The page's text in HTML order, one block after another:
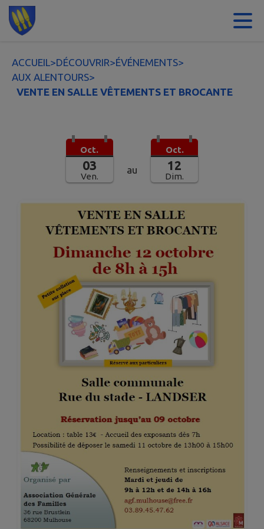
Contenu
ACCUEIL>DÉCOUVRIR>ÉVÉNEMENTS>
AUX ALENTOURS>
VENTE EN SALLE VÊTEMENTS ET BROCANTE
Oct.
03
Ven.
au
Oct.
12
Dim.